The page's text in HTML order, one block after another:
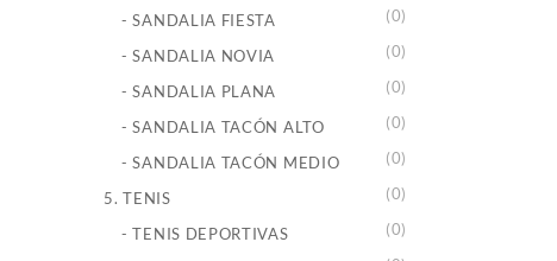
- SANDALIA FIESTA (0)
- SANDALIA NOVIA (0)
- SANDALIA PLANA (0)
- SANDALIA TACÓN ALTO (0)
- SANDALIA TACÓN MEDIO (0)
5. TENIS (0)
- TENIS DEPORTIVAS (0)